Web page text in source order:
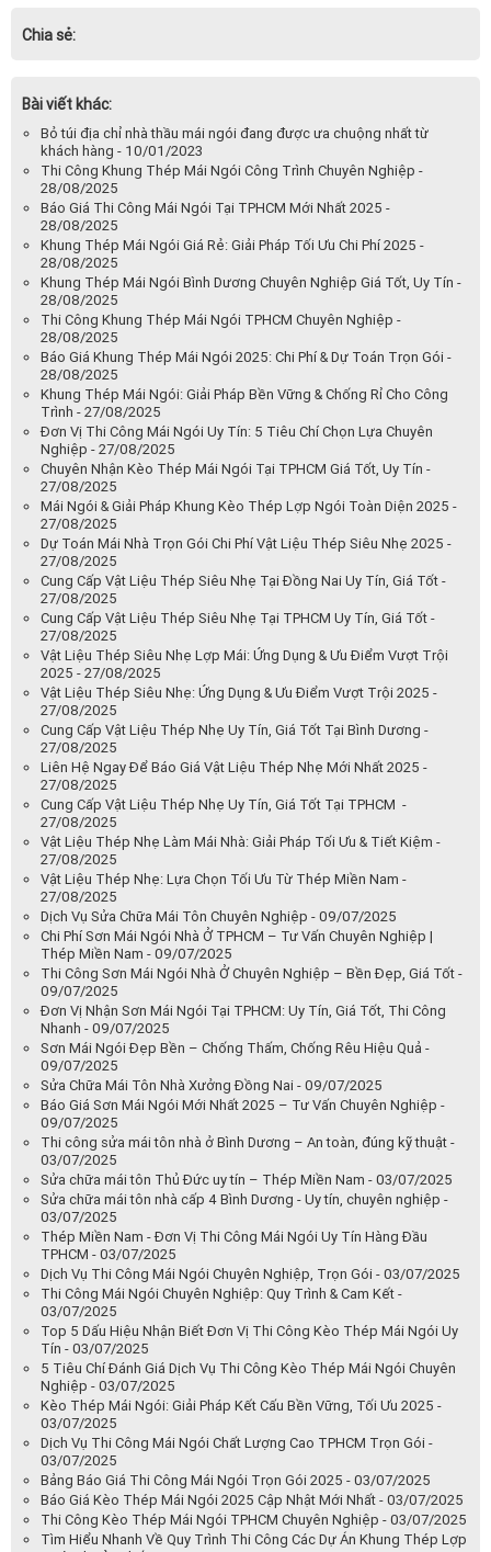
Chia sẻ:
Bài viết khác:
Bỏ túi địa chỉ nhà thầu mái ngói đang được ưa chuộng nhất từ
khách hàng - 10/01/2023
Thi Công Khung Thép Mái Ngói Công Trình Chuyên Nghiệp -
28/08/2025
Báo Giá Thi Công Mái Ngói Tại TPHCM Mới Nhất 2025 -
28/08/2025
Khung Thép Mái Ngói Giá Rẻ: Giải Pháp Tối Ưu Chi Phí 2025 -
28/08/2025
Khung Thép Mái Ngói Bình Dương Chuyên Nghiệp Giá Tốt, Uy Tín -
28/08/2025
Thi Công Khung Thép Mái Ngói TPHCM Chuyên Nghiệp -
28/08/2025
Báo Giá Khung Thép Mái Ngói 2025: Chi Phí & Dự Toán Trọn Gói -
28/08/2025
Khung Thép Mái Ngói: Giải Pháp Bền Vững & Chống Rỉ Cho Công
Trình - 27/08/2025
Đơn Vị Thi Công Mái Ngói Uy Tín: 5 Tiêu Chí Chọn Lựa Chuyên
Nghiệp - 27/08/2025
Chuyên Nhận Kèo Thép Mái Ngói Tại TPHCM Giá Tốt, Uy Tín -
27/08/2025
Mái Ngói & Giải Pháp Khung Kèo Thép Lợp Ngói Toàn Diện 2025 -
27/08/2025
Dự Toán Mái Nhà Trọn Gói Chi Phí Vật Liệu Thép Siêu Nhẹ 2025 -
27/08/2025
Cung Cấp Vật Liệu Thép Siêu Nhẹ Tại Đồng Nai Uy Tín, Giá Tốt -
27/08/2025
Cung Cấp Vật Liệu Thép Siêu Nhẹ Tại TPHCM Uy Tín, Giá Tốt -
27/08/2025
Vật Liệu Thép Siêu Nhẹ Lợp Mái: Ứng Dụng & Ưu Điểm Vượt Trội
2025 - 27/08/2025
Vật Liệu Thép Siêu Nhẹ: Ứng Dụng & Ưu Điểm Vượt Trội 2025 -
27/08/2025
Cung Cấp Vật Liệu Thép Nhẹ Uy Tín, Giá Tốt Tại Bình Dương -
27/08/2025
Liên Hệ Ngay Để Báo Giá Vật Liệu Thép Nhẹ Mới Nhất 2025 -
27/08/2025
Cung Cấp Vật Liệu Thép Nhẹ Uy Tín, Giá Tốt Tại TPHCM -
27/08/2025
Vật Liệu Thép Nhẹ Làm Mái Nhà: Giải Pháp Tối Ưu & Tiết Kiệm -
27/08/2025
Vật Liệu Thép Nhẹ: Lựa Chọn Tối Ưu Từ Thép Miền Nam -
27/08/2025
Dịch Vụ Sửa Chữa Mái Tôn Chuyên Nghiệp - 09/07/2025
Chi Phí Sơn Mái Ngói Nhà Ở TPHCM – Tư Vấn Chuyên Nghiệp |
Thép Miền Nam - 09/07/2025
Thi Công Sơn Mái Ngói Nhà Ở Chuyên Nghiệp – Bền Đẹp, Giá Tốt -
09/07/2025
Đơn Vị Nhận Sơn Mái Ngói Tại TPHCM: Uy Tín, Giá Tốt, Thi Công
Nhanh - 09/07/2025
Sơn Mái Ngói Đẹp Bền – Chống Thấm, Chống Rêu Hiệu Quả -
09/07/2025
Sửa Chữa Mái Tôn Nhà Xưởng Đồng Nai - 09/07/2025
Báo Giá Sơn Mái Ngói Mới Nhất 2025 – Tư Vấn Chuyên Nghiệp -
09/07/2025
Thi công sửa mái tôn nhà ở Bình Dương – An toàn, đúng kỹ thuật -
03/07/2025
Sửa chữa mái tôn Thủ Đức uy tín – Thép Miền Nam - 03/07/2025
Sửa chữa mái tôn nhà cấp 4 Bình Dương - Uy tín, chuyên nghiệp -
03/07/2025
Thép Miền Nam - Đơn Vị Thi Công Mái Ngói Uy Tín Hàng Đầu
TPHCM - 03/07/2025
Dịch Vụ Thi Công Mái Ngói Chuyên Nghiệp, Trọn Gói - 03/07/2025
Thi Công Mái Ngói Chuyên Nghiệp: Quy Trình & Cam Kết -
03/07/2025
Top 5 Dấu Hiệu Nhận Biết Đơn Vị Thi Công Kèo Thép Mái Ngói Uy
Tín - 03/07/2025
5 Tiêu Chí Đánh Giá Dịch Vụ Thi Công Kèo Thép Mái Ngói Chuyên
Nghiệp - 03/07/2025
Kèo Thép Mái Ngói: Giải Pháp Kết Cấu Bền Vững, Tối Ưu 2025 -
03/07/2025
Dịch Vụ Thi Công Mái Ngói Chất Lượng Cao TPHCM Trọn Gói -
03/07/2025
Bảng Báo Giá Thi Công Mái Ngói Trọn Gói 2025 - 03/07/2025
Báo Giá Kèo Thép Mái Ngói 2025 Cập Nhật Mới Nhất - 03/07/2025
Thi Công Kèo Thép Mái Ngói TPHCM Chuyên Nghiệp - 03/07/2025
Tìm Hiểu Nhanh Về Quy Trình Thi Công Các Dự Án Khung Thép Lợp